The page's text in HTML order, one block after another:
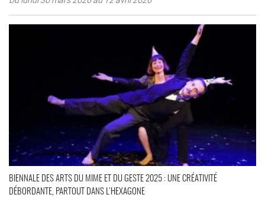
BIENNALE DES ARTS DU MIME ET DU GESTE 2025 : UNE CRÉATIVITÉ
DÉBORDANTE, PARTOUT DANS L’HEXAGONE
Le 8 novembre, c’est « La Nuit du Geste » à Bagneux - Critique